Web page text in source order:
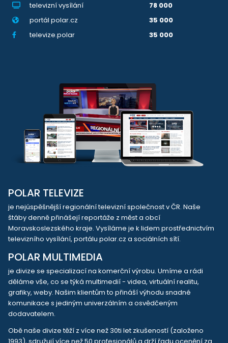
televizní vysílání
78 000
portál polar.cz
35 000
televize.polar
35 000
POLAR TELEVIZE
je nejúspěšnější regionální televizní společnost v ČR. Naše
štáby denně přinášejí reportáže z měst a obcí
Moravskoslezského kraje. Vysíláme je k lidem prostřednictvím
televizního vysílání, portálu polar.cz a sociálních sítí.
POLAR MULTIMEDIA
je divize se specializací na komerční výrobu. Umíme a rádi
děláme vše, co se týká multimedií - videa, virtuální realitu,
grafiky, weby. Našim klientům to přináší výhodu snadné
komunikace s jediným univerzálním a osvědčeným
dodavatelem.
Obě naše divize těží z více než 30ti let zkušeností (založeno